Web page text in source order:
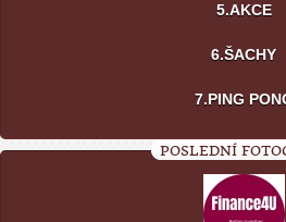
5.AKCE
6.ŠACHY
7.PING
POSLEDNÍ